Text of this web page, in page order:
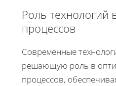
Роль технологий
процессов
Современные
решающую роль в
процессов,